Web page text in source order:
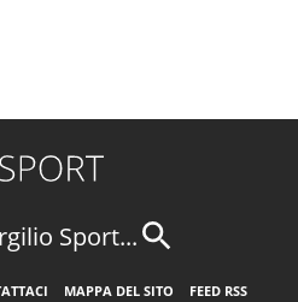
Sport...
MAPPA DEL SITO
FEED RSS